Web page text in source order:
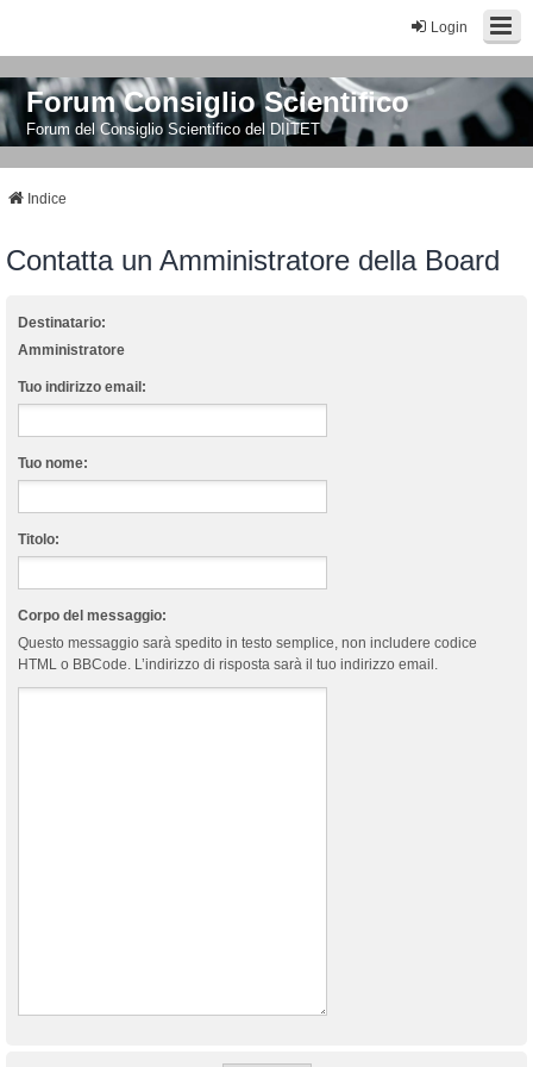
Login
Forum Consiglio Scientifico
Forum del Consiglio Scientifico del DIITET
Indice
Contatta un Amministratore della Board
Destinatario:
Amministratore
Tuo indirizzo email:
Tuo nome:
Titolo:
Corpo del messaggio:
Questo messaggio sarà spedito in testo semplice, non includere codice
HTML o BBCode. L’indirizzo di risposta sarà il tuo indirizzo email.